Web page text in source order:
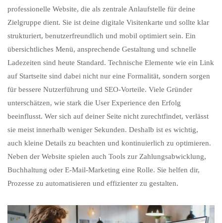
professionelle Website, die als zentrale Anlaufstelle für deine
Zielgruppe dient. Sie ist deine digitale Visitenkarte und sollte klar
strukturiert, benutzerfreundlich und mobil optimiert sein. Ein
übersichtliches Menü, ansprechende Gestaltung und schnelle
Ladezeiten sind heute Standard. Technische Elemente wie ein Link
auf Startseite sind dabei nicht nur eine Formalität, sondern sorgen
für bessere Nutzerführung und SEO-Vorteile. Viele Gründer
unterschätzen, wie stark die User Experience den Erfolg
beeinflusst. Wer sich auf deiner Seite nicht zurechtfindet, verlässt
sie meist innerhalb weniger Sekunden. Deshalb ist es wichtig,
auch kleine Details zu beachten und kontinuierlich zu optimieren.
Neben der Website spielen auch Tools zur Zahlungsabwicklung,
Buchhaltung oder E-Mail-Marketing eine Rolle. Sie helfen dir,
Prozesse zu automatisieren und effizienter zu gestalten.